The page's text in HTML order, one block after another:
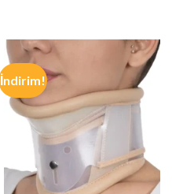
İndirim!